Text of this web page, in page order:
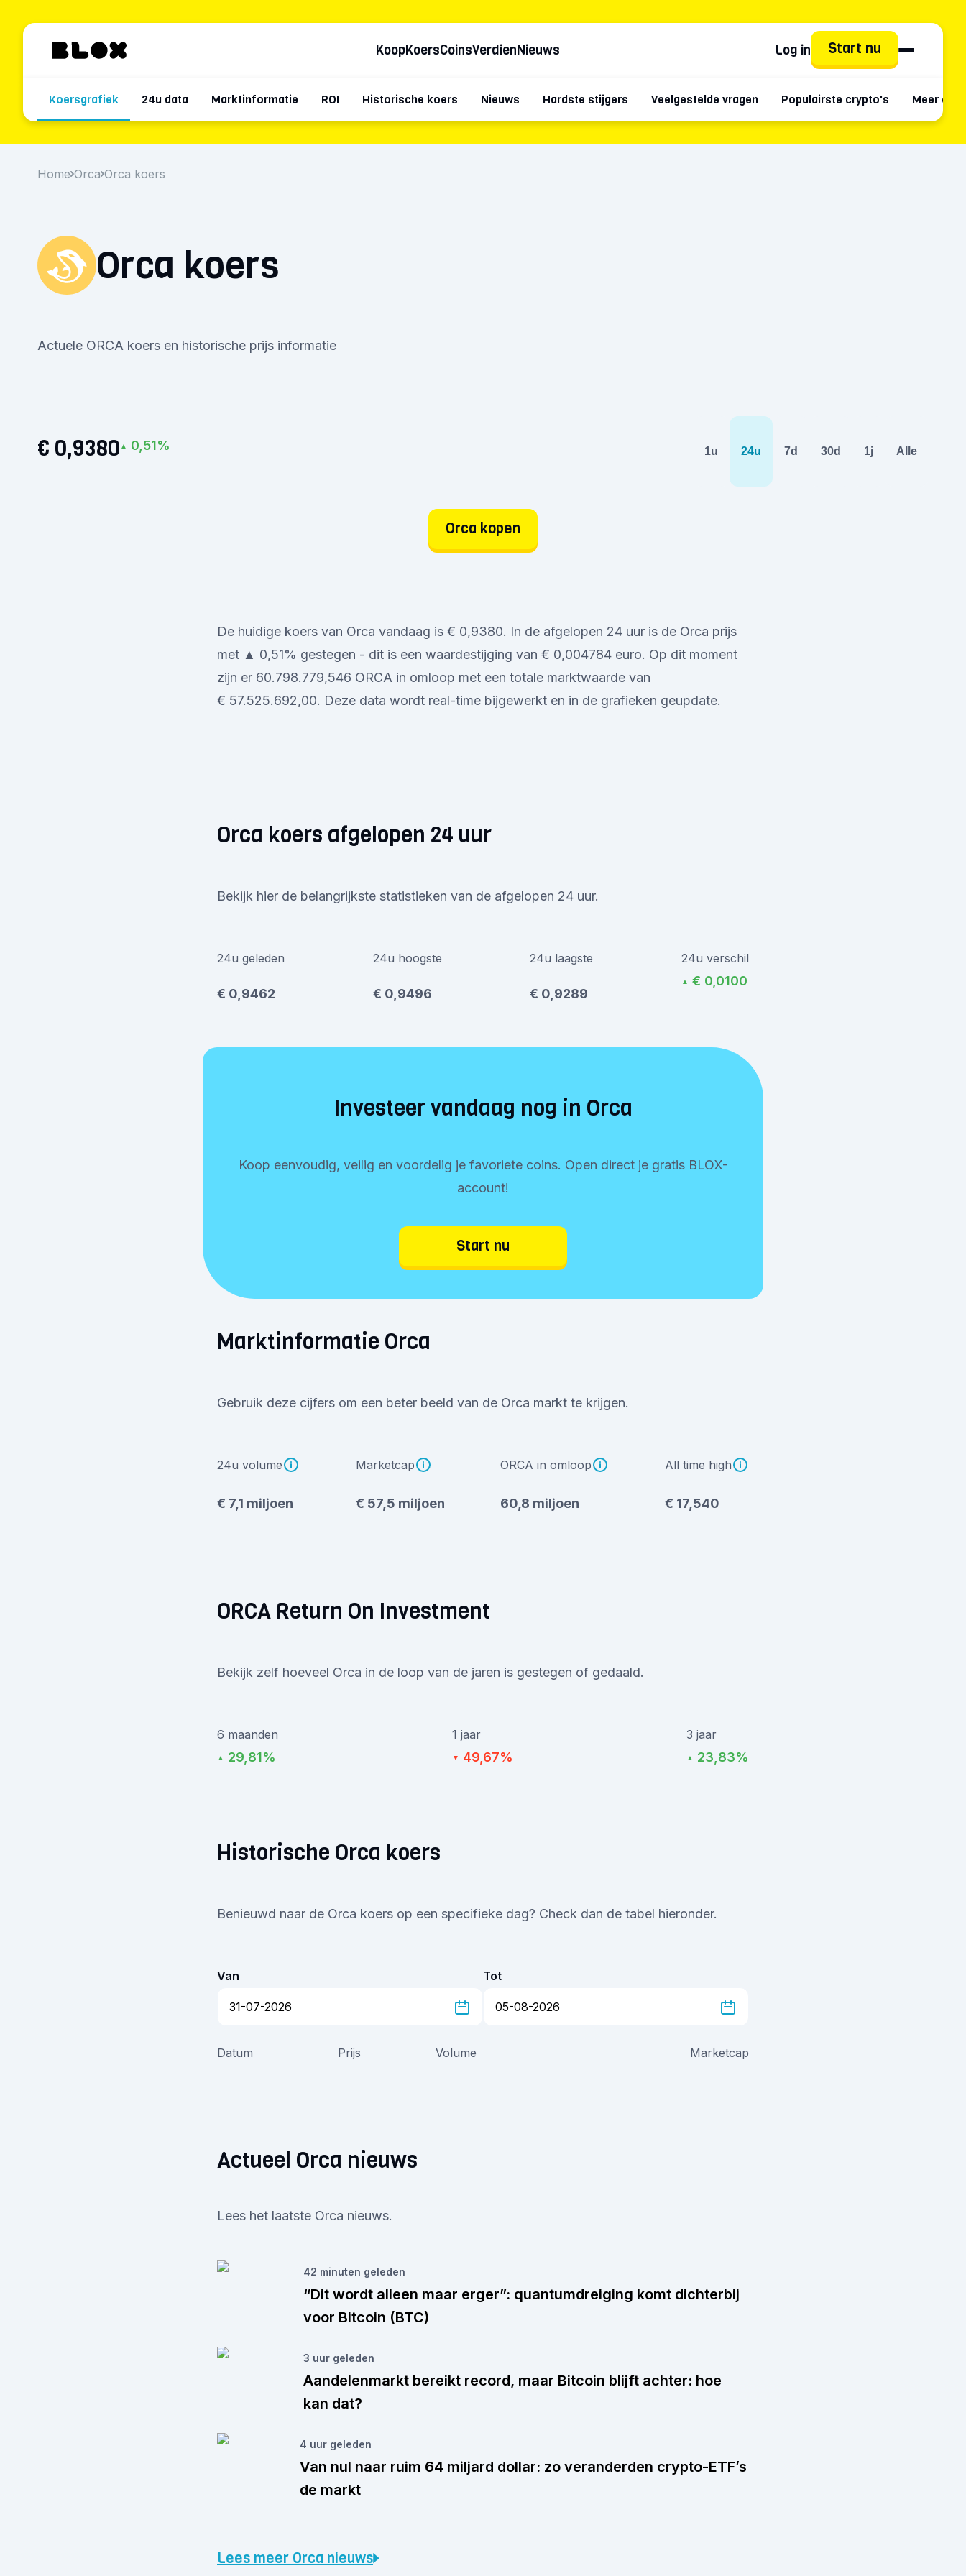
KoopKoersCoinsVerdienNieuws Log in Start nu
Koersgrafiek 24u data Marktinformatie ROI Historische koers Nieuws Hardste stijgers Veelgestelde vragen Populairste crypto's Meer
Home Orca Orca koers
Orca koers
Actuele ORCA koers en historische prijs informatie
€ 0,9380 ▲ 0,51% 1u 24u 7d 30d 1j Alle
Orca kopen
De huidige koers van Orca vandaag is € 0,9380. In de afgelopen 24 uur is de Orca prijs
met ▲ 0,51% gestegen - dit is een waardestijging van € 0,004784 euro. Op dit moment
zijn er 60.798.779,546 ORCA in omloop met een totale marktwaarde van
€ 57.525.692,00. Deze data wordt real-time bijgewerkt en in de grafieken geupdate.
Orca koers afgelopen 24 uur
Bekijk hier de belangrijkste statistieken van de afgelopen 24 uur.
24u geleden
€ 0,9462
24u hoogste
€ 0,9496
24u laagste
€ 0,9289
24u verschil
▲ € 0,0100
Investeer vandaag nog in Orca
Koop eenvoudig, veilig en voordelig je favoriete coins. Open direct je gratis BLOX-
account!
Start nu
Marktinformatie Orca
Gebruik deze cijfers om een beter beeld van de Orca markt te krijgen.
24u volume
€ 7,1 miljoen
Marketcap
€ 57,5 miljoen
ORCA in omloop
60,8 miljoen
All time high
€ 17,540
ORCA Return On Investment
Bekijk zelf hoeveel Orca in de loop van de jaren is gestegen of gedaald.
6 maanden
▲ 29,81%
1 jaar
▼ 49,67%
3 jaar
▲ 23,83%
Historische Orca koers
Benieuwd naar de Orca koers op een specifieke dag? Check dan de tabel hieronder.
Van Tot
Datum Prijs Volume Marketcap
Actueel Orca nieuws
Lees het laatste Orca nieuws.
42 minuten geleden
“Dit wordt alleen maar erger”: quantumdreiging komt dichterbij
voor Bitcoin (BTC)
3 uur geleden
Aandelenmarkt bereikt record, maar Bitcoin blijft achter: hoe
kan dat?
4 uur geleden
Van nul naar ruim 64 miljard dollar: zo veranderden crypto-ETF’s
de markt
Lees meer Orca nieuws